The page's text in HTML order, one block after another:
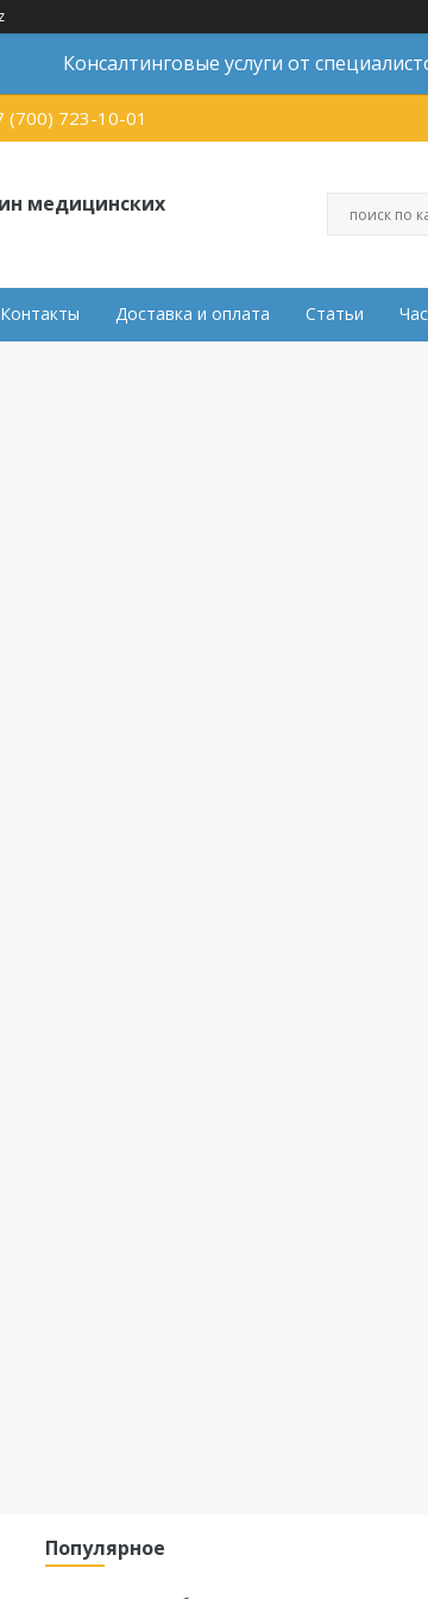
Консалтинговые услуги от
(700) 723-10-01
медицинских
Контакты Доставка и оплата Статьи
Популярное